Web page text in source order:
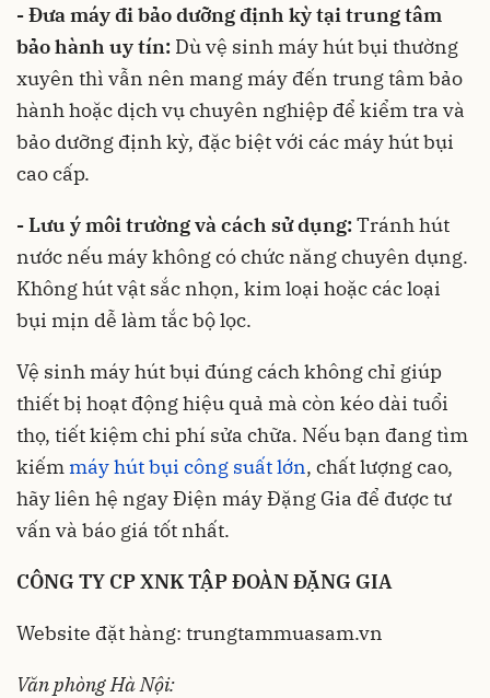
- Đưa máy đi bảo dưỡng định kỳ tại trung tâm
bảo hành uy tín: Dù vệ sinh máy hút bụi thường
xuyên thì vẫn nên mang máy đến trung tâm bảo
hành hoặc dịch vụ chuyên nghiệp để kiểm tra và
bảo dưỡng định kỳ, đặc biệt với các máy hút bụi
cao cấp.
- Lưu ý môi trường và cách sử dụng:Tránh hút
nước nếu máy không có chức năng chuyên dụng.
Không hút vật sắc nhọn, kim loại hoặc các loại
bụi mịn dễ làm tắc bộ lọc.
Vệ sinh máy hút bụi đúng cách không chỉ giúp
thiết bị hoạt động hiệu quả mà còn kéo dài tuổi
thọ, tiết kiệm chi phí sửa chữa. Nếu bạn đang tìm
kiếm máy hút bụi công suất lớn, chất lượng cao,
hãy liên hệ ngay Điện máy Đặng Gia để được tư
vấn và báo giá tốt nhất.
CÔNG TY CP XNK TẬP ĐOÀN ĐẶNG GIA
Website đặt hàng: trungtammuasam.vn
Văn phòng Hà Nội: